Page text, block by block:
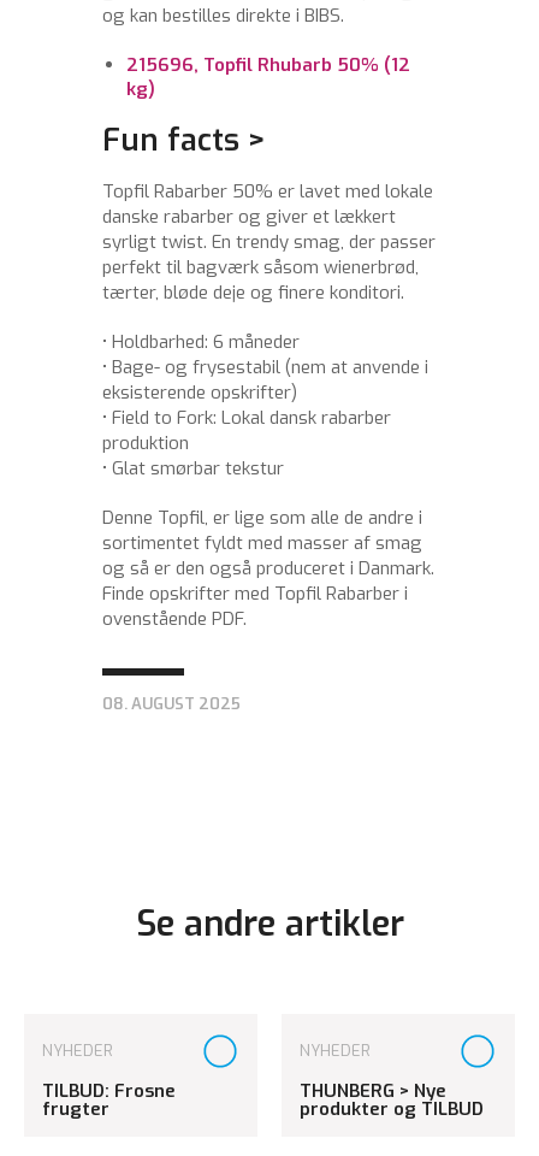
og kan bestilles direkte i BIBS.
215696, Topfil Rhubarb 50% (12
kg)
Fun facts >
Topfil Rabarber 50% er lavet med lokale
danske rabarber og giver et lækkert
syrligt twist. En trendy smag, der passer
perfekt til bagværk såsom wienerbrød,
tærter, bløde deje og finere konditori.
• Holdbarhed: 6 måneder
• Bage- og frysestabil (nem at anvende i
eksisterende opskrifter)
• Field to Fork: Lokal dansk rabarber
produktion
• Glat smørbar tekstur
Denne Topfil, er lige som alle de andre i
sortimentet fyldt med masser af smag
og så er den også produceret i Danmark.
Finde opskrifter med Topfil Rabarber i
ovenstående PDF.
08. AUGUST 2025
Se andre artikler
NYHEDER
TILBUD: Frosne
frugter
NYHEDER
THUNBERG > Nye
produkter og TILBUD